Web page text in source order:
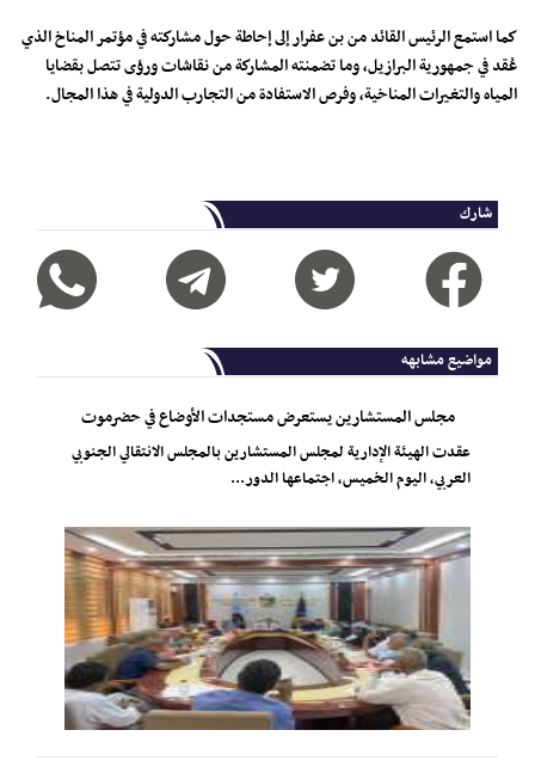
كما استمع الرئيس القائد من بن عفرار إلى إحاطة حول مشاركته في مؤتمر المناخ الذي
عُقد في جمهورية البرازيل، وما تضمنته المشاركة من نقاشات ورؤى تتصل بقضايا
المياه والتغيرات المناخية، وفرص الاستفادة من التجارب الدولية في هذا المجال.
شارك
مواضيع مشابهه
مجلس المستشارين يستعرض مستجدات الأوضاع في حضرموت
عقدت الهيئة الإدارية لمجلس المستشارين بالمجلس الانتقالي الجنوبي
العربي، اليوم الخميس، اجتماعها الدور...